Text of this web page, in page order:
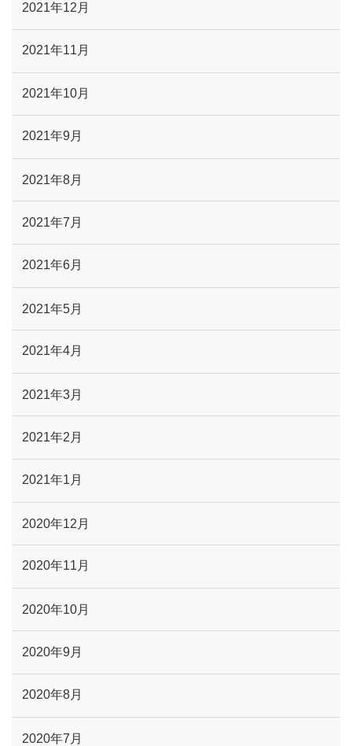
2021年12月
2021年11月
2021年10月
2021年9月
2021年8月
2021年7月
2021年6月
2021年5月
2021年4月
2021年3月
2021年2月
2021年1月
2020年12月
2020年11月
2020年10月
2020年9月
2020年8月
2020年7月